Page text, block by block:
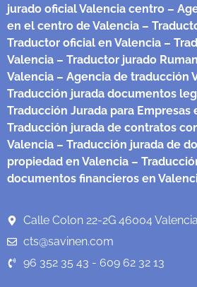
jurado oficial Valencia centro –
en el centro de Valencia –
Traductor oficial en Valencia –
Valencia – Traductor jurado
Valencia – Agencia de traducción
Traducción jurada documentos
Traducción Jurada para Empresas
Traducción jurada de contratos
Valencia – Traducción jurada de
propiedad en Valencia –
documentos financieros en
Calle Colon 22-2G 46004 Valencia
cts@savinen.com
96 352 35 43 - 609 62 32 13